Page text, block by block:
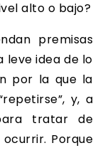
alto o bajo?
premisas
leve idea de lo
por la que la
y, a
tratar de
Porque